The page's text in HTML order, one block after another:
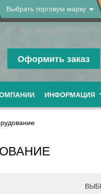
Выбрать торговую марку
Оформить заказ
ИНФОРМАЦИЯ